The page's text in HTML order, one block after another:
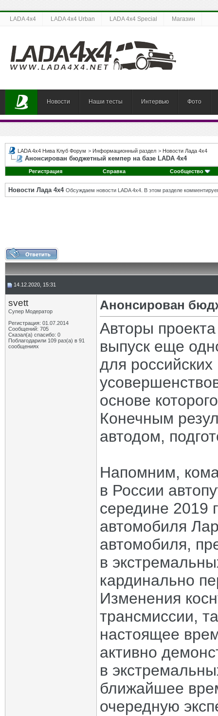
LADA 4x4 LADA 4x4 Urban LADA 4x4 Special Магазин
Новости Наши тесты Интервью Фото
LADA 4x4 Нива Клуб Форум > Информационный раздел > Новости Лада 4х4
Анонсирован бюджетный кемпер на базе LADA 4х4
Регистрация Справка Сообщество
Новости Лада 4х4 Обсуждаем новости LADA 4x4. В этом разделе
14.12.2020, 15:31
svett
Супер Модератор
Регистрация: 01.07.2014
Сообщений: 705
Сказал(а) спасибо: 0
Поблагодарили 109 раз(а) в 91
сообщениях
Анонсирован
Авторы
выпуск еще
для
основе
Конечным
автодом,
Напомним,
в России
середине 2019
автомобиля
автомобиля,
в
кардинально
Изменения
трансмиссии,
настоящее
активно
в
ближайшее
очередную